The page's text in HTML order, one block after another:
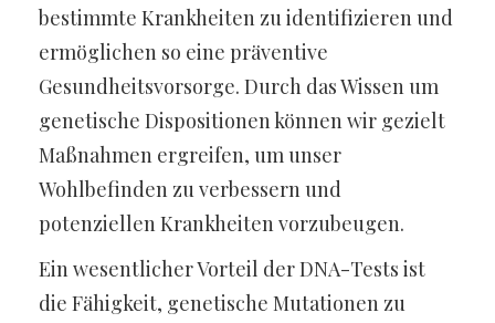
bestimmte Krankheiten zu identifizieren und
ermöglichen so eine präventive
Gesundheitsvorsorge. Durch das Wissen um
genetische Dispositionen können wir gezielt
Maßnahmen ergreifen, um unser
Wohlbefinden zu verbessern und
potenziellen Krankheiten vorzubeugen.
Ein wesentlicher Vorteil der DNA-Tests ist
die Fähigkeit, genetische Mutationen zu